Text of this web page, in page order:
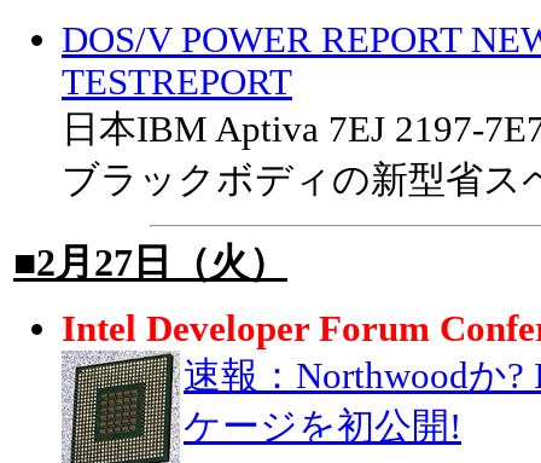
DOS/V POWER REPORT
TESTREPORT
日本IBM Aptiva 7EJ 2197-
ブラックボディの新型省ス
■2月27日（火）
Intel Developer Forum
速報：Northwoodか
ケージを初公開!